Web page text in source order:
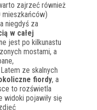
zajrzeć również
mieszkańców)
niegdyś za
w całej
jest po kilkunastu
mostami, a
ze skalnych
fiordy, a
to rozświetla
widoki pojawiły się